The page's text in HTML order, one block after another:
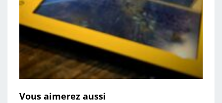
Vous aimerez aussi